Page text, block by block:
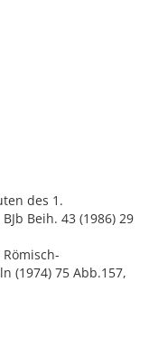
des 1.
Beih. 43 (1986) 29
(1974) 75 Abb.157,